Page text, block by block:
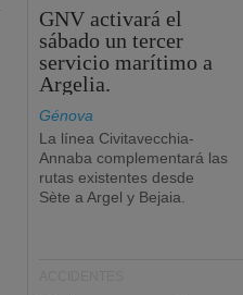
GNV activará el
sábado un tercer
servicio marítimo a
Argelia.
Génova
La línea Civitavecchia-
Annaba complementará las
rutas existentes desde
Sète a Argel y Bejaia.